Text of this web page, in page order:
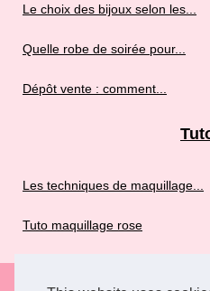
Le choix des bijoux selon les...
Quelle robe de soirée pour...
Dépôt vente : comment...
Les techniques de maquillage...
Tuto maquillage rose